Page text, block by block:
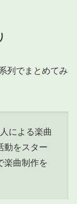
列でまとめてみ
による楽曲
動をスター
楽曲制作を